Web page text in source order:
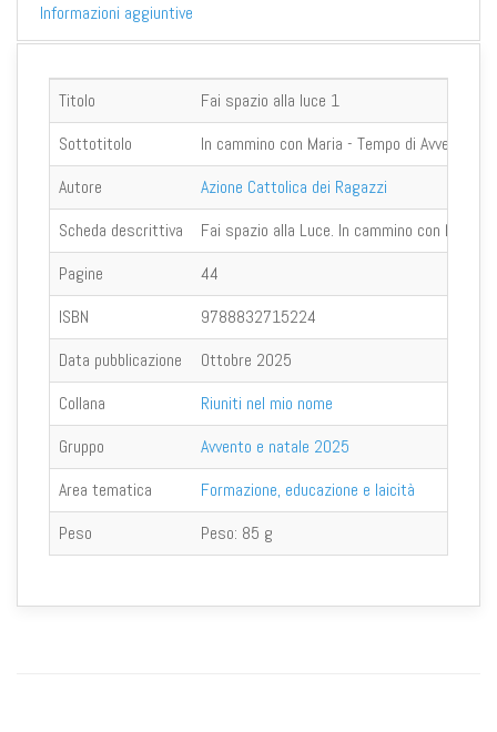
Informazioni aggiuntive
Titolo
Fai spazio alla luce 1
Sottotitolo
In cammino con Maria - Tempo di Avvento e
Autore
Azione Cattolica dei Ragazzi
Scheda descrittiva
Fai spazio alla Luce. In cammino con Maria
Pagine
44
ISBN
9788832715224
Data pubblicazione
Ottobre 2025
Collana
Riuniti nel mio nome
Gruppo
Avvento e natale 2025
Area tematica
Formazione, educazione e laicità
Peso
Peso: 85 g